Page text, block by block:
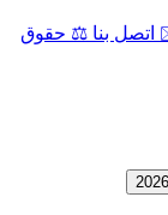
اتصل بنا ⚖️ حقوق